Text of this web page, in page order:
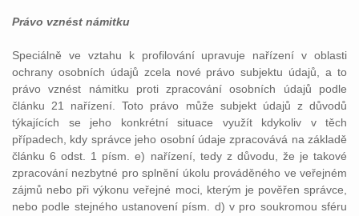
Právo vznést námitku
Speciálně ve vztahu k profilování upravuje nařízení v oblasti
ochrany osobních údajů zcela nové právo subjektu údajů, a to
právo vznést námitku proti zpracování osobních údajů podle
článku 21 nařízení. Toto právo může subjekt údajů z důvodů
týkajících se jeho konkrétní situace využít kdykoliv v těch
případech, kdy správce jeho osobní údaje zpracovává na základě
článku 6 odst. 1 písm. e) nařízení, tedy z důvodu, že je takové
zpracování nezbytné pro splnění úkolu prováděného ve veřejném
zájmů nebo při výkonu veřejné moci, kterým je pověřen správce,
nebo podle stejného ustanovení písm. d) v pro soukromou sféru